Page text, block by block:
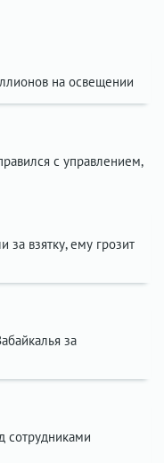
на освещении
с управлением,
за взятку, ему грозит
за
сотрудниками